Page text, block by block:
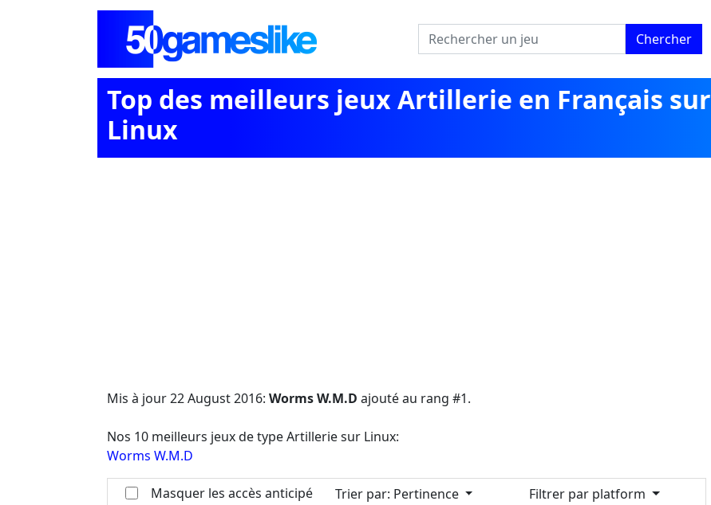
Chercher
Top des meilleurs jeux Artillerie en Français sur
Linux
Mis à jour22 August 2016: Worms W.M.D ajouté au rang #1.
Nos 10 meilleurs jeux de type Artillerie sur Linux:
Worms W.M.D
Masquer les accès anticipé Trier par: Pertinence Filtrer par platform